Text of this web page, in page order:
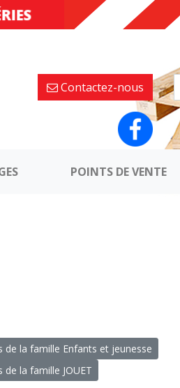
Contactez-nous
POINTS DE VENTE
de la famille Enfants et jeunesse
la famille JOUET